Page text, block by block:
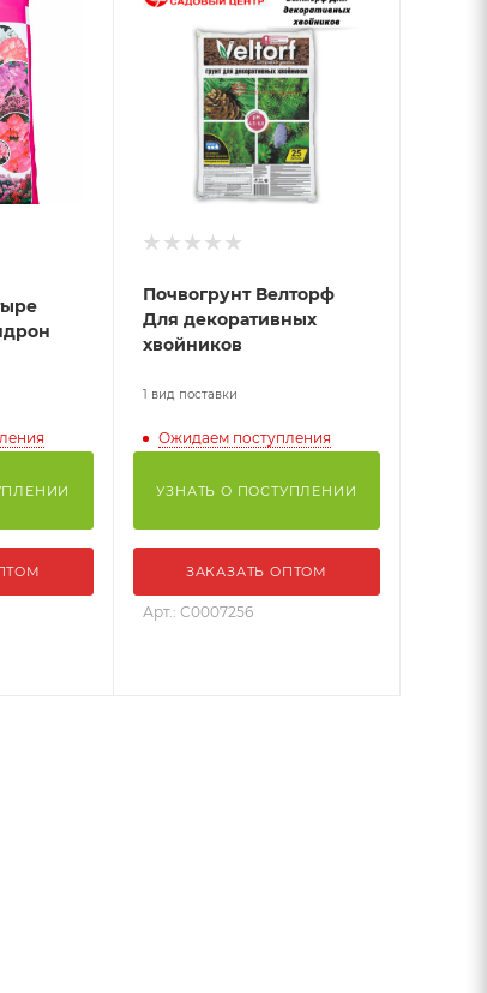
Почвогрунт Велторф
Для декоративных
хвойников
1 вид поставки
Ожидаем поступления
УЗНАТЬ О ПОСТУПЛЕНИИ
ЗАКАЗАТЬ ОПТОМ
Арт.: С0007256